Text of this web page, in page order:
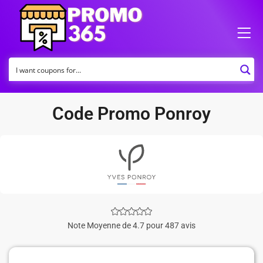
Code Promo Ponroy
Note Moyenne de 4.7 pour 487 avis